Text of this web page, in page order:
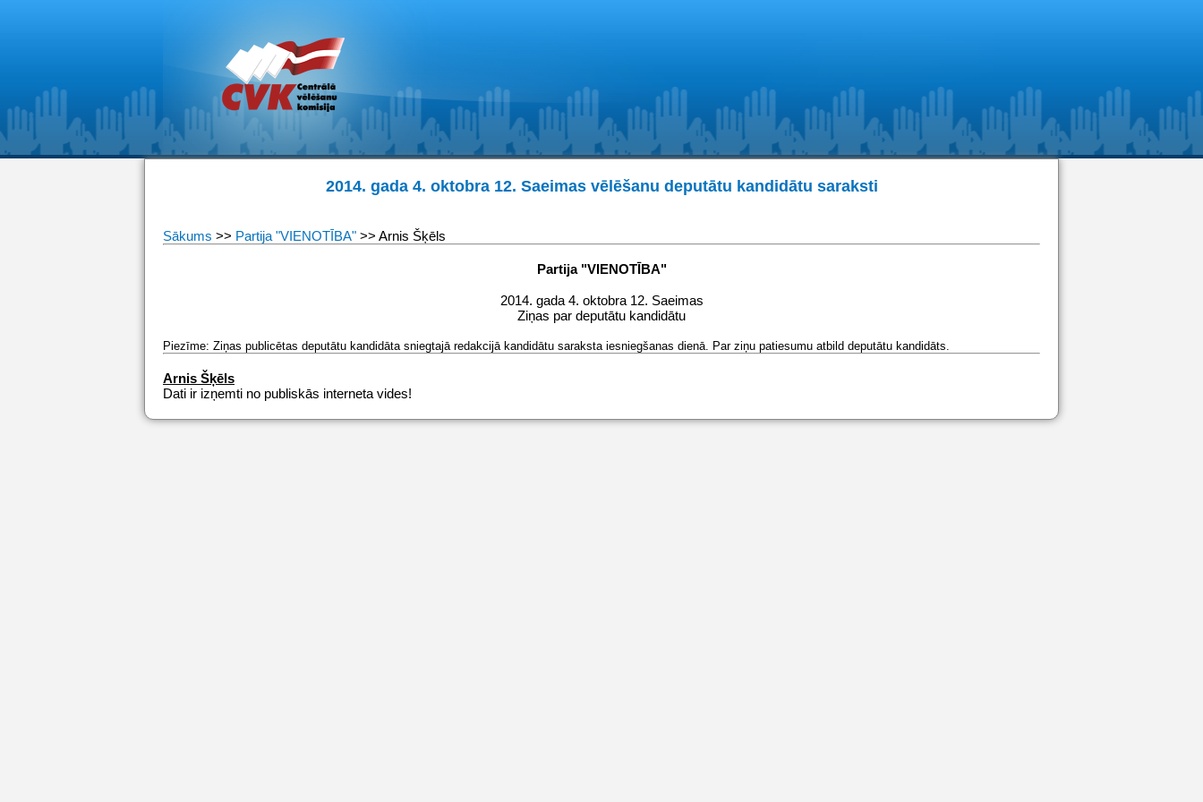
2014. gada 4. oktobra 12. Saeimas vēlēšanu deputātu kandidātu saraksti
Sākums >> Partija "VIENOTĪBA" >> Arnis Šķēls
Partija "VIENOTĪBA"
2014. gada 4. oktobra 12. Saeimas
Ziņas par deputātu kandidātu
Piezīme: Ziņas publicētas deputātu kandidāta sniegtajā redakcijā kandidātu saraksta iesniegšanas dienā. Par ziņu patiesumu atbild deputātu kandidāts.
Arnis Šķēls
Dati ir izņemti no publiskās interneta vides!